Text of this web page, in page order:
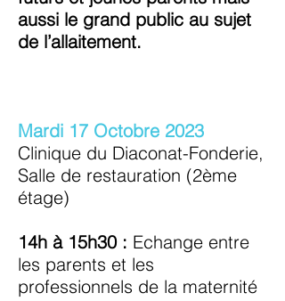
aussi le grand public au sujet
de l’allaitement.
Mardi 17 Octobre 2023
Clinique du Diaconat-Fonderie,
Salle de restauration (2ème
étage)
14h à 15h30 : Echange entre
les parents et les
professionnels de la maternité